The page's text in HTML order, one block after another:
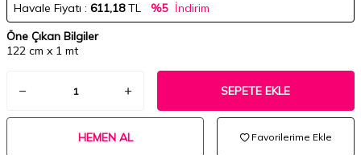
Havale Fiyatı : 611,18TL %5 İndirim
Öne Çıkan Bilgiler
122 cm x 1 mt
SEPETE EKLE
HEMEN AL Favorilerime Ekle